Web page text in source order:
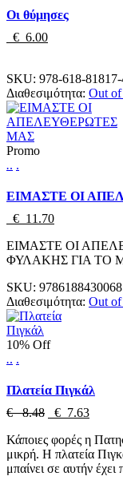
Οι θύμησες
€ 6.00
SKU: 978-618-
Διαθεσιμότητα: Out
Promo
.. .
ΕΙΜΑΣΤΕ ΟΙ
€ 11.70
ΕΙΜΑΣΤΕ ΟΙ
ΦΥΛΑΚΗΣ ΓΙΑ ΤΟ
SKU: 9786188430068
Διαθεσιμότητα: Out
10% Off
.. .
Πλατεία Πιγκάλ
€ 8.48
€ 7.63
Κάποιες φορές η
μικρή. Η πλατεία
μπαίνει σε αυτήν έχει